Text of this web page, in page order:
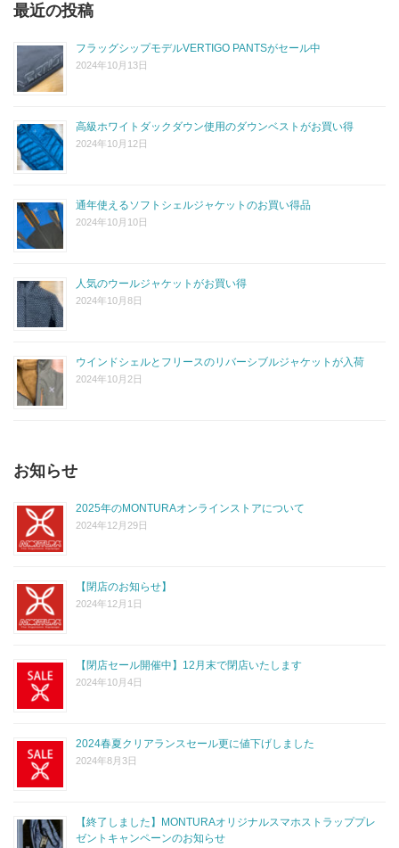
最近の投稿
フラッグシップモデルVERTIGO PANTSがセール中
2024年10月13日
高級ホワイトダックダウン使用のダウンベストがお買い得
2024年10月12日
通年使えるソフトシェルジャケットのお買い得品
2024年10月10日
人気のウールジャケットがお買い得
2024年10月8日
ウインドシェルとフリースのリバーシブルジャケットが入荷
2024年10月2日
お知らせ
2025年のMONTURAオンラインストアについて
2024年12月29日
【閉店のお知らせ】
2024年12月1日
【閉店セール開催中】12月末で閉店いたします
2024年10月4日
2024春夏クリアランスセール更に値下げしました
2024年8月3日
【終了しました】MONTURAオリジナルスマホストラッププレ
ゼントキャンペーンのお知らせ